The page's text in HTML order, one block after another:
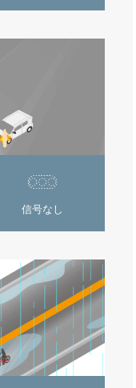
信号なし